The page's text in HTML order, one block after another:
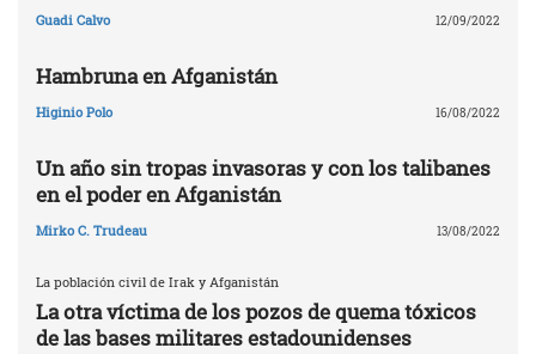
Guadi Calvo 12/09/2022
Hambruna en Afganistán
Higinio Polo 16/08/2022
Un año sin tropas invasoras y con los talibanes
en el poder en Afganistán
Mirko C. Trudeau 13/08/2022
La población civil de Irak y Afganistán
La otra víctima de los pozos de quema tóxicos
de las bases militares estadounidenses